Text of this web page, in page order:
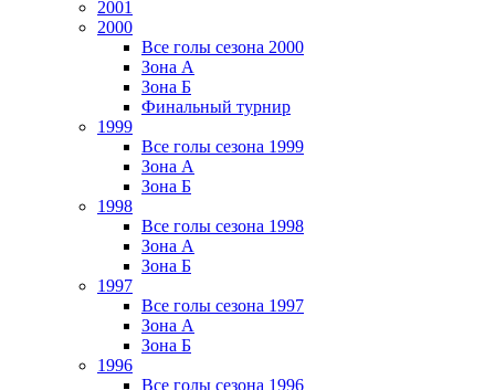
2001
2000
Все голы сезона 2000
Зона А
Зона Б
Финальный турнир
1999
Все голы сезона 1999
Зона А
Зона Б
1998
Все голы сезона 1998
Зона А
Зона Б
1997
Все голы сезона 1997
Зона А
Зона Б
1996
Все голы сезона 1996